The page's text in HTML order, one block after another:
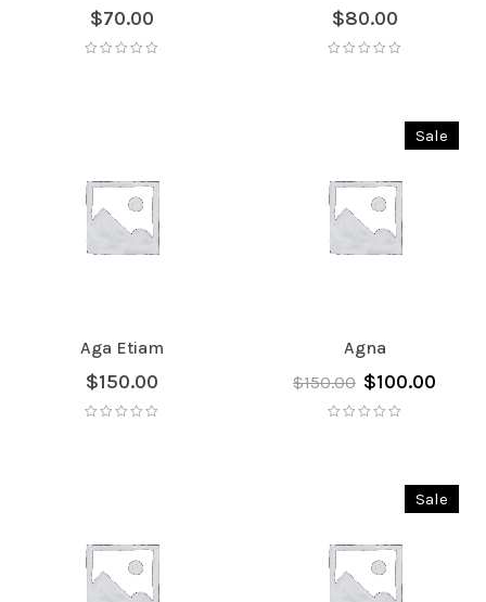
$70.00 $80.00
Aga Etiam
$150.00
Sale
Agna
$150.00 $100.00
Sale